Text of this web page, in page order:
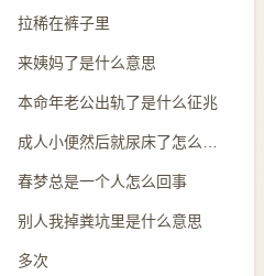
拉稀在裤子里
来姨妈了是什么意思
本命年老公出轨了是什么征兆
春梦总是一个人怎么回事
别人我掉粪坑里是什么意思
多次